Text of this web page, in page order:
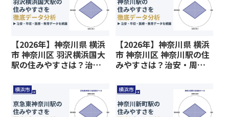
【2026年】神奈川県 横浜
市 神奈川区 羽沢横浜国大
駅の住みやすさは？治
など暮らしに関わる情報
を解説
【2026年】神奈川県 横浜
市 神奈川区 神奈川駅の住
みやすさは？治安・周辺
しに関わる情報を解説
横浜市 横浜市